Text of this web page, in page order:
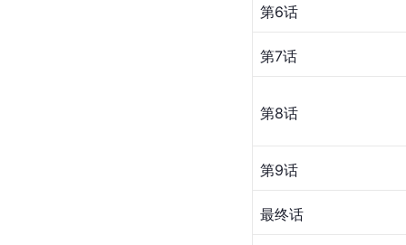
第6话
第7话
第8话
第9话
最终话